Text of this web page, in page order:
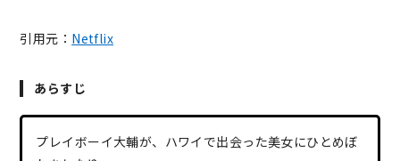
引用元： Netflix
あらすじ
プレイボーイ大輔が、ハワイで出会った美女にひとめぼ